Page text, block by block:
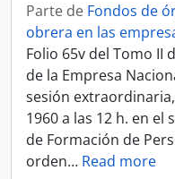
Parte de Fondos de
obrera en las
Folio 65v del Tomo II
de la Empresa
sesión
1960 a las 12 h. en el
de Formación de
orden… Read more